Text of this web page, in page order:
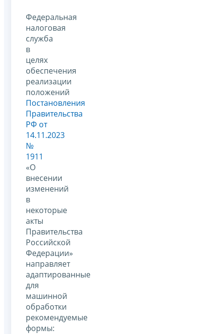
Федеральная
налоговая
служба
в
целях
обеспечения
реализации
положений
Постановления
Правительства
РФ от
14.11.2023
№
1911
«О
внесении
изменений
в
некоторые
акты
Правительства
Российской
Федерации»
направляет
адаптированные
для
машинной
обработки
рекомендуемые
формы: